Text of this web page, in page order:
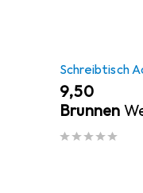
Schreibtisch
EUR
9,50
Brunnen